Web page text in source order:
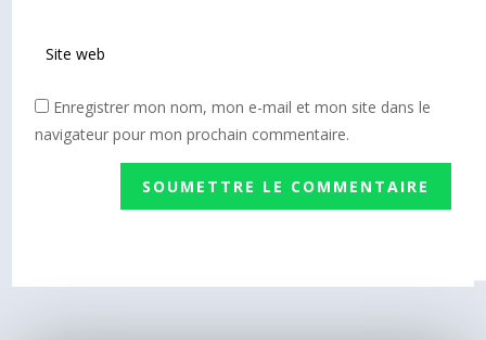
Enregistrer mon nom, mon e-mail et mon site dans le
navigateur pour mon prochain commentaire.
SOUMETTRE LE COMMENTAIRE